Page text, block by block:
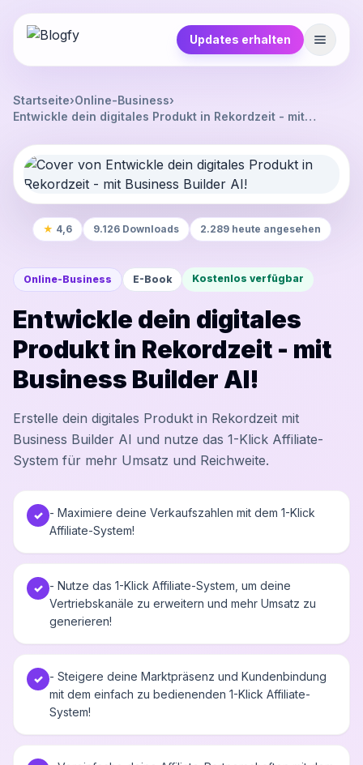
Updates erhalten
Startseite›Online-Business›
Entwickle dein digitales Produkt in Rekordzeit - mit
★ 4,6 9.126 Downloads 2.289 heute angesehen
Online-Business E-Book Kostenlos verfügbar
Entwickle dein digitales
Produkt in Rekordzeit - mit
Business Builder AI!
Erstelle dein digitales Produkt in Rekordzeit mit
Business Builder AI und nutze das 1-Klick Affiliate-
System für mehr Umsatz und Reichweite.
✓ - Maximiere deine Verkaufszahlen mit dem 1-Klick
Affiliate-System!
✓ - Nutze das 1-Klick Affiliate-System, um deine
Vertriebskanäle zu erweitern und mehr Umsatz zu
generieren!
✓ - Steigere deine Marktpräsenz und Kundenbindung
mit dem einfach zu bedienenden 1-Klick Affiliate-
System!